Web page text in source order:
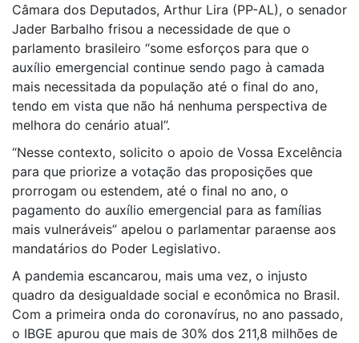
Câmara dos Deputados, Arthur Lira (PP-AL), o senador
Jader Barbalho frisou a necessidade de que o
parlamento brasileiro “some esforços para que o
auxílio emergencial continue sendo pago à camada
mais necessitada da população até o final do ano,
tendo em vista que não há nenhuma perspectiva de
melhora do cenário atual”.
“Nesse contexto, solicito o apoio de Vossa Excelência
para que priorize a votação das proposições que
prorrogam ou estendem, até o final no ano, o
pagamento do auxílio emergencial para as famílias
mais vulneráveis” apelou o parlamentar paraense aos
mandatários do Poder Legislativo.
A pandemia escancarou, mais uma vez, o injusto
quadro da desigualdade social e econômica no Brasil.
Com a primeira onda do coronavírus, no ano passado,
o IBGE apurou que mais de 30% dos 211,8 milhões de